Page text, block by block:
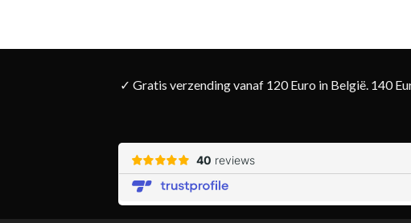
✓ Gratis verzending vanaf 120 Euro in België. 140